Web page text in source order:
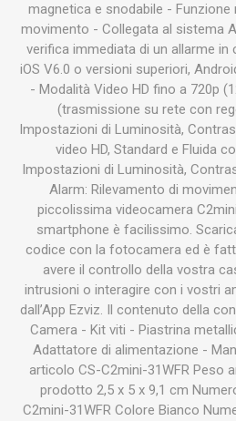
magnetica e snodabile -
movimento - Collegata al sistema
verifica immediata di un allarme
iOS V6.0 o versioni superiori,
- Modalità Video HD fino a 720p
(trasmissione su rete con
Impostazioni di Luminosità,
video HD, Standard e Fluida
Impostazioni di Luminosità,
Alarm: Rilevamento di
piccolissima videocamera
smartphone è facilissimo.
codice con la fotocamera ed è
avere il controllo della vostra
intrusioni o interagire con i vostri
dall’App Ezviz. Il contenuto della
Camera - Kit viti - Piastrina
Adattatore di alimentazione -
articolo CS-C2mini-31WFR Peso
prodotto 2,5 x 5 x 9,1 cm
C2mini-31WFR Colore Bianco